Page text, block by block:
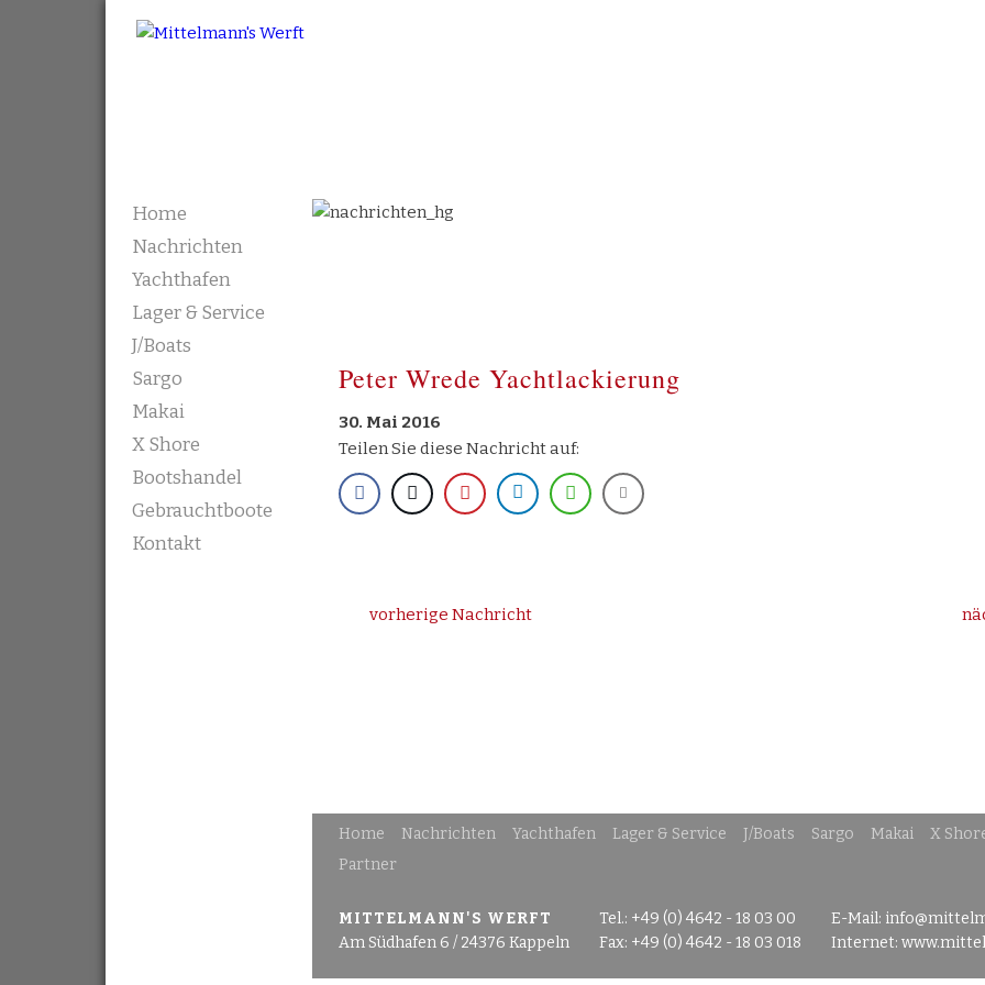
Skip to content
Home
Nachrichten
Yachthafen
Lager & Service
J/Boats
Sargo
Makai
X Shore
Bootshandel
Gebrauchtboote
Kontakt
Peter Wrede Yachtlackierung
30. Mai 2016
Teilen Sie diese Nachricht auf:
vorherige Nachricht
Home Nachrichten Yachthafen Lager & Service J/Boats Sargo Makai X
Partner
MITTELMANN'S WERFT
Am Südhafen 6 / 24376 Kappeln
Tel.: +49 (0) 4642 - 18 03 00
Fax: +49 (0) 4642 - 18 03 018
E-Mail:
Internet: